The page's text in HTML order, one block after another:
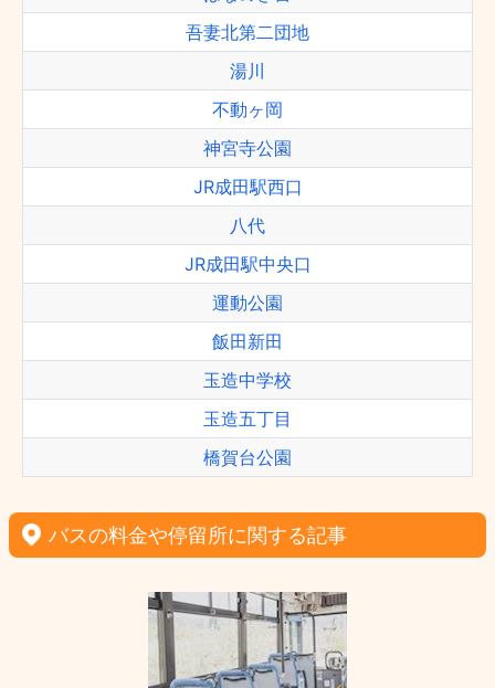
吾妻北第二団地
湯川
不動ヶ岡
神宮寺公園
JR成田駅西口
八代
JR成田駅中央口
運動公園
飯田新田
玉造中学校
玉造五丁目
橋賀台公園
バスの料金や停留所に関する記事